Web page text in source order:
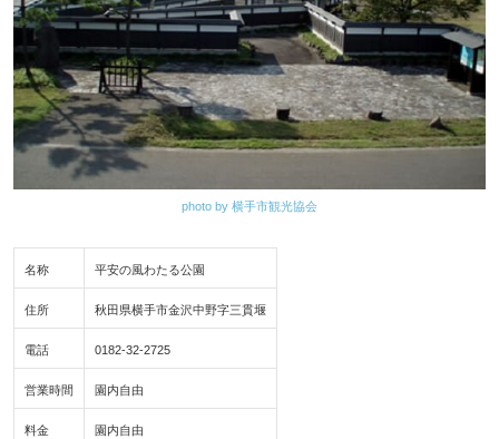
photo by 横手市観光協会
名称 平安の風わたる公園
住所 秋田県横手市金沢中野字三貫堰
電話 0182-32-2725
営業時間 園内自由
料金 園内自由